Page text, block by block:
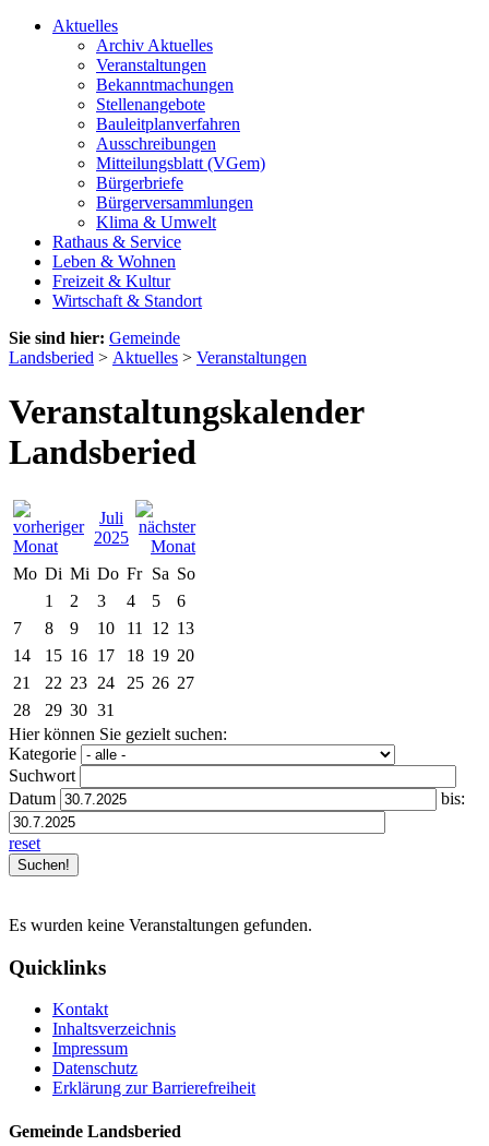
Aktuelles
Archiv Aktuelles
Veranstaltungen
Bekanntmachungen
Stellenangebote
Bauleitplanverfahren
Ausschreibungen
Mitteilungsblatt (VGem)
Bürgerbriefe
Bürgerversammlungen
Klima & Umwelt
Rathaus & Service
Leben & Wohnen
Freizeit & Kultur
Wirtschaft & Standort
Sie sind hier: Gemeinde
Landsberied > Aktuelles > Veranstaltungen
Veranstaltungskalender
Landsberied
Juli
2025
Mo Di Mi Do Fr Sa So
1
2 3 4 5
6
7
8 9 10 11 12 13
14
15 16 17 18 19 20
21
22 23 24 25 26 27
28
29 30 31
Hier können Sie gezielt suchen:
Kategorie
Suchwort
Datum
bis:
reset
Es wurden keine Veranstaltungen gefunden.
Quicklinks
Kontakt
Inhaltsverzeichnis
Impressum
Datenschutz
Erklärung zur Barrierefreiheit
Gemeinde Landsberied